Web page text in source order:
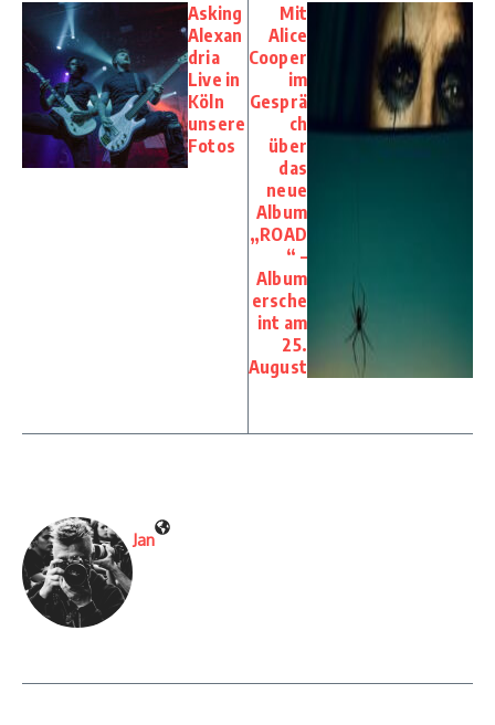
Asking
Alexan
dria
Live in
Köln
unsere
Fotos
Mit
Alice
Cooper
im
Gesprä
ch
über
das
neue
Album
„ROAD
“ –
Album
ersche
int am
25.
August
Jan